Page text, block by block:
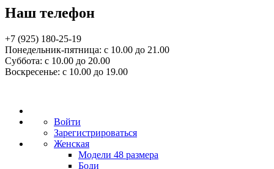
Наш телефон
+7 (925) 180-25-19
Понедельник-пятница: с 10.00 до 21.00
Суббота: с 10.00 до 20.00
Воскресенье: с 10.00 до 19.00
Войти
Зарегистрироваться
Женская
Модели 48 размера
Боди